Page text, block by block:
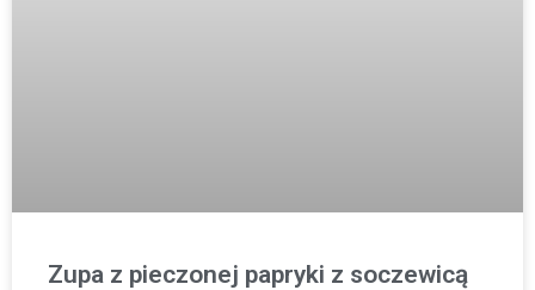
Zupa z pieczonej papryki z soczewicą